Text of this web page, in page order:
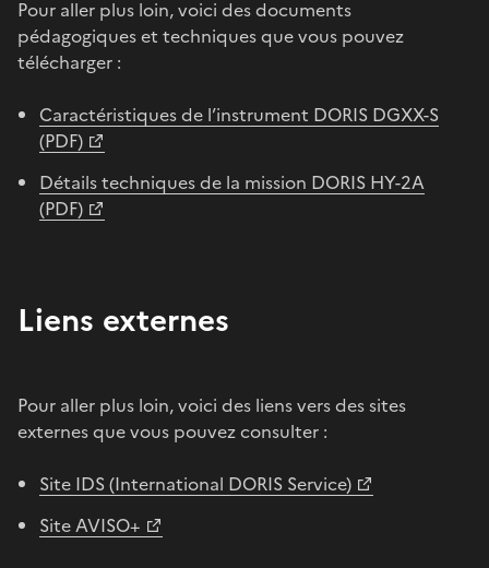
Pour aller plus loin, voici des documents
pédagogiques et techniques que vous pouvez
télécharger :
Caractéristiques de l’instrument DORIS DGXX-S
(PDF)
Détails techniques de la mission DORIS HY-2A
(PDF)
Liens externes
Pour aller plus loin, voici des liens vers des sites
externes que vous pouvez consulter :
Site IDS (International DORIS Service)
Site AVISO+